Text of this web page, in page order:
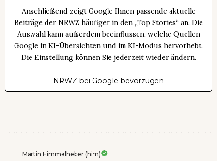
Anschließend zeigt Google Ihnen passende aktuelle
Beiträge der NRWZ häufiger in den „Top Stories“ an. Die
Auswahl kann außerdem beeinflussen, welche Quellen
Google in KI-Übersichten und im KI-Modus hervorhebt.
Die Einstellung können Sie jederzeit wieder ändern.
NRWZ bei Google bevorzugen
Martin Himmelheber (him)